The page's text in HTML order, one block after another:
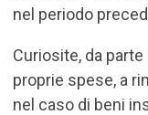
nel periodo
Curiosite, da
proprie spese, a
nel caso di beni